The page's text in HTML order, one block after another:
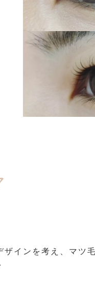
インを考え、マツ